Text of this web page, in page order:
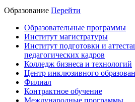
Образование Перейти
Образовательные программы
Институт магистратуры
Институт подготовки и
педагогических кадров
Колледж бизнеса и технологий
Центр инклюзивного
Филиал
Контрактное обучение
Международные программы